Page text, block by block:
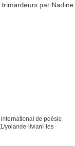
de poésie
yolande-liviani-les-